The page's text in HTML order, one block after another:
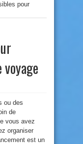
pour
ou des
de
vous avez
organiser
est un